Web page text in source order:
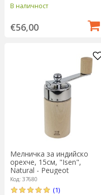
В наличност
€56,00
Мелничка за индийско
орехче, 15см, "Isen",
Natural - Peugeot
Код: 37680
(1)